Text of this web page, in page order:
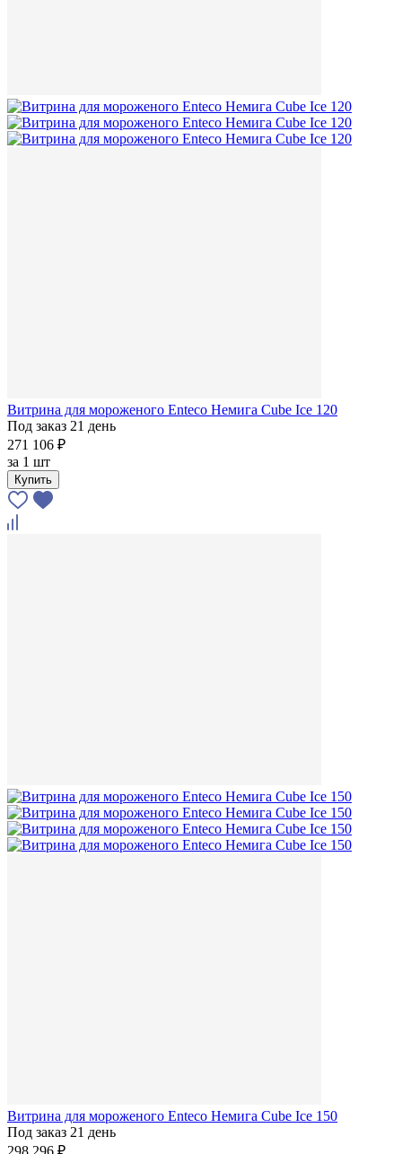
Витрина для мороженого Enteco Немига Cube Ice 120
Под заказ 21 день
271 106 ₽
за 1 шт
Купить
Витрина для мороженого Enteco Немига Cube Ice 150
Под заказ 21 день
298 296 ₽